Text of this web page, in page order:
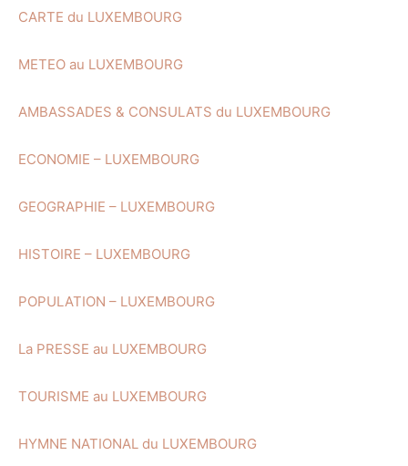
CARTE du LUXEMBOURG
METEO au LUXEMBOURG
AMBASSADES & CONSULATS du LUXEMBOURG
ECONOMIE – LUXEMBOURG
GEOGRAPHIE – LUXEMBOURG
HISTOIRE – LUXEMBOURG
POPULATION – LUXEMBOURG
La PRESSE au LUXEMBOURG
TOURISME au LUXEMBOURG
HYMNE NATIONAL du LUXEMBOURG